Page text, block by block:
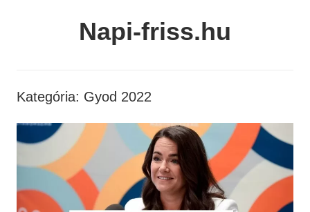
Napi-friss.hu
Kategória: Gyod 2022